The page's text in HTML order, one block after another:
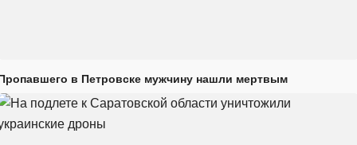
в Петровске мужчину нашли мертвым